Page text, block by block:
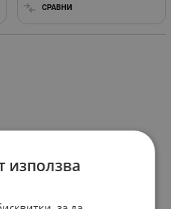
СРАВНИ
използва